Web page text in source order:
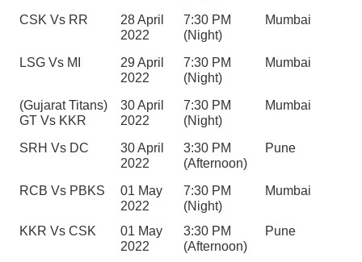
CSK Vs RR
28 April
2022
7:30 PM
(Night)
Mumbai
LSG Vs MI
29 April
2022
7:30 PM
(Night)
Mumbai
(Gujarat Titans)
GT Vs KKR
30 April
2022
7:30 PM
(Night)
Mumbai
SRH Vs DC
30 April
2022
3:30 PM
(Afternoon)
Pune
RCB Vs PBKS
01 May
2022
7:30 PM
(Night)
Mumbai
KKR Vs CSK
01 May
2022
3:30 PM
(Afternoon)
Pune